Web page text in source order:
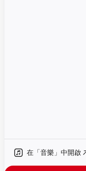
在「音樂」中開啟